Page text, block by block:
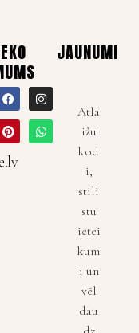
JAUNUMI
Atla
ižu
kod
i,
stili
stu
ietei
kum
i un
vēl
dau